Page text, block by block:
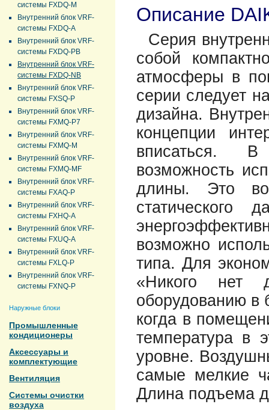
системы FXDQ-M
Внутренний блок VRF-
системы FXDQ-A
Внутренний блок VRF-
системы FXDQ-PB
Внутренний блок VRF-
системы FXDQ-NB
Внутренний блок VRF-
системы FXSQ-P
Внутренний блок VRF-
системы FXMQ-P7
Внутренний блок VRF-
системы FXMQ-M
Внутренний блок VRF-
системы FXMQ-MF
Внутренний блок VRF-
системы FXAQ-P
Внутренний блок VRF-
системы FXHQ-A
Внутренний блок VRF-
системы FXUQ-A
Внутренний блок VRF-
системы FXLQ-P
Внутренний блок VRF-
системы FXNQ-P
Наружные блоки
Промышленные
кондиционеры
Аксессуары и
комплектующие
Вентиляция
Системы очистки
воздуха
Описание
Серия
собой
атмосферы в
серии следует
дизайна.
концепции
вписаться.
возможность
длины. Это
статического
возможно
типа. Для
«Никого нет
оборудованию в
когда в
температура в
уровне.
самые мелкие
Длина подъема